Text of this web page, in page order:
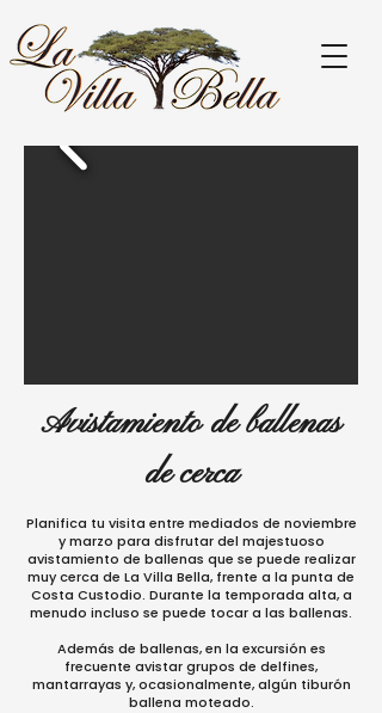
Avistamiento de ballenas
de cerca
Planifica tu visita entre mediados de noviembre
y marzo para disfrutar del majestuoso
avistamiento de ballenas que se puede realizar
muy cerca de La Villa Bella, frente a la punta de
Costa Custodio. Durante la temporada alta, a
menudo incluso se puede tocar a las ballenas.
Además de ballenas, en la excursión es
frecuente avistar grupos de delfines,
mantarrayas y, ocasionalmente, algún tiburón
ballena moteado.